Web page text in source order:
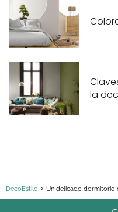
la
DecoEstilo Un delicado dormitorio